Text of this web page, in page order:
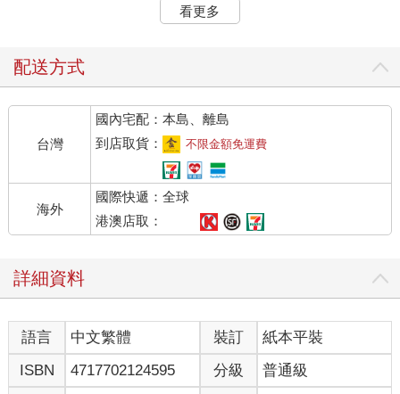
每次延江宇一交女友，就會有人開啟賭盤，賭這次的女友能不能
賭九輸，而罪魁禍首完全沒有要檢討的意思。
賭服輸！」
「請客就請客。你們別笑成這樣，有點良心，能不能安慰下剛失
戀的人？」巫有津搖頭，手搭上延江宇肩側，話裡語重心長，
「沒關係，好馬不吃回頭草，天涯何處無芳草！女朋友再找就
有，兄弟，你別難過，我會一直在你身邊……」
「嗯，謝了。」延江宇打斷他未盡的話，笑容冷淡，毫無難過之
意，「剛剛就你笑得最大聲，你以為我沒聽見？把手拿開。」
「好凶哦，人家也不是誰都可以的耶。」被嫌棄的巫有津假裝拭
一群人聽到他們對話，邊笑邊調侃，「你們在一起好了。巫有
津，你管好他，別放他出去禍害別人。」
這年紀的學生多半如此，沒事就喜歡聽聽八卦。
延江宇會分手，都在眾人意料之中。認識他的都知道，延江宇雖
然有副好皮囊，但個性是渣到連演都不想演，良心餵狗了！
面對朋友們的閒言閒語，延江宇大多時候都微笑以對。
看更多
配送方式
台灣
國內宅配：本島、離島
到店取貨：
不限金額免運費
海外
國際快遞：全球
港澳店取：
詳細資料
語言 中文繁體 裝訂
紙本平裝
ISBN
4717702124595 分級 普通級